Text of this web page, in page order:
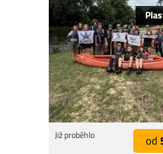
Již proběhlo od